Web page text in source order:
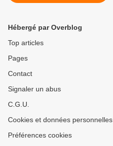
Hébergé par Overblog
Top articles
Pages
Contact
Signaler un abus
C.G.U.
Cookies et données personnelles
Préférences cookies